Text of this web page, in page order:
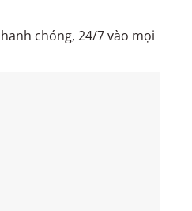
chóng, 24/7 vào mọi